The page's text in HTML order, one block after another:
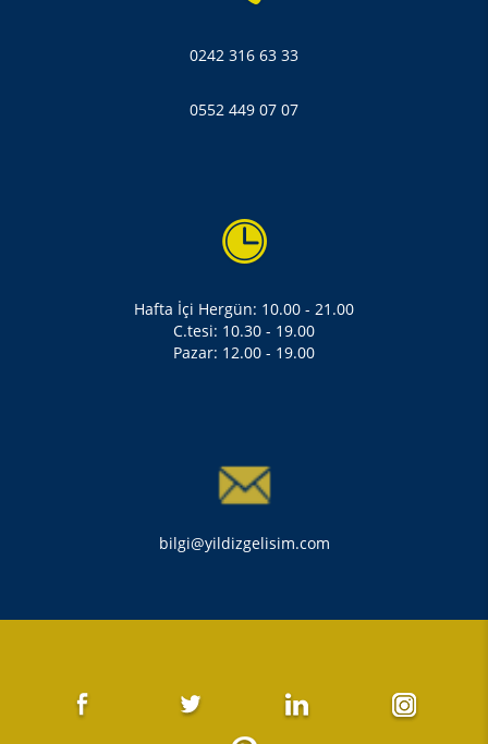
0242 316 63 33
0552 449 07 07
Hafta İçi Hergün: 10.00 - 21.00
C.tesi: 10.30 - 19.00
Pazar: 12.00 - 19.00
bilgi@yildizgelisim.com